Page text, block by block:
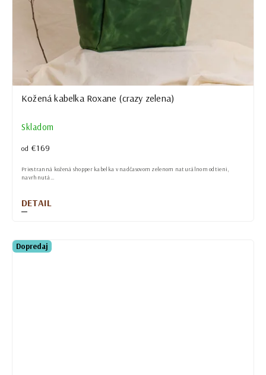
Kožená kabelka Roxane (crazy zelena)
Skladom
od €169
DETAIL
Priestranná kožená shopper kabelka v nadčasovom zelenom naturálnom odtieni,
navrhnutá...
Dopredaj